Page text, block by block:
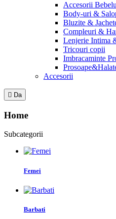
Accesorii
Body-uri &
Bluzite &
Compleuri &
Lenjerie Intima
Tricouri copii
Imbracaminte
Accesorii
 Da
Home
Subcategorii
Femei
Barbati